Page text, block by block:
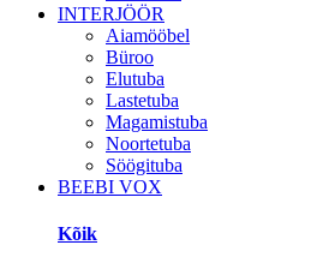
INTERJÖÖR
Aiamööbel
Büroo
Elutuba
Lastetuba
Magamistuba
Noortetuba
Söögituba
BEEBI VOX
Kõik